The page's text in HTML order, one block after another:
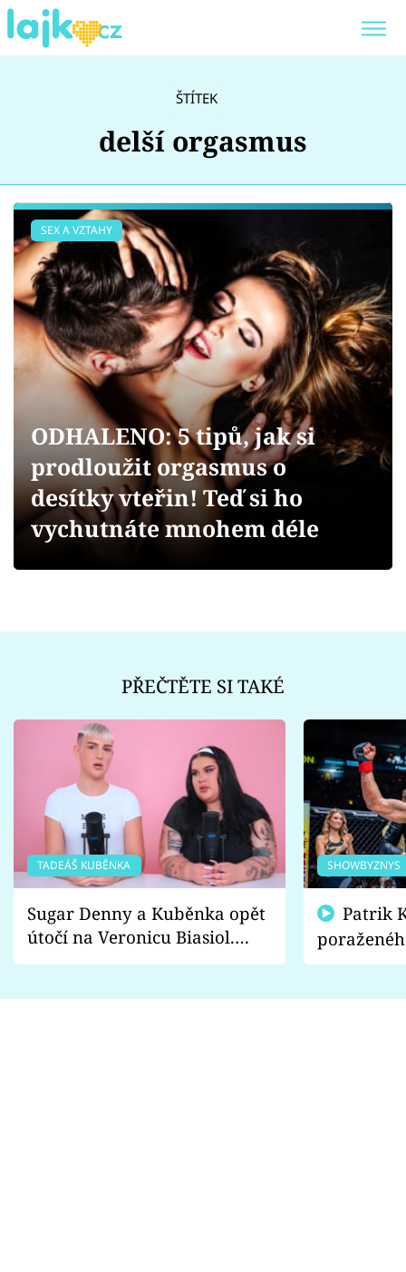
Témata
Showbyznys
Youtubeři
Virály
Sex a vztahy
Sledujte prima+
ŠTÍTEK
delší orgasmus
SEX A VZTAHY
ODHALENO: 5 tipů, jak si
prodloužit orgasmus o
desítky vteřin! Teď si ho
vychutnáte mnohem déle
PŘEČTĚTE SI TAKÉ
TADEÁŠ KUBĚNKA
Sugar Denny a Kuběnka opět
útočí na Veronicu Biasiol.
Proč je podle nich falešná a
SHOWBYZNYS
fanoušci